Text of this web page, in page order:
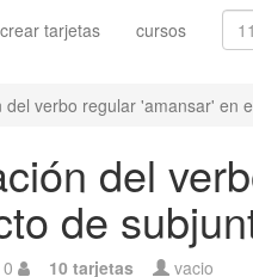
crear tarjetas cursos
del verbo regular 'amansar' en
del
de
0 10 tarjetas vacio